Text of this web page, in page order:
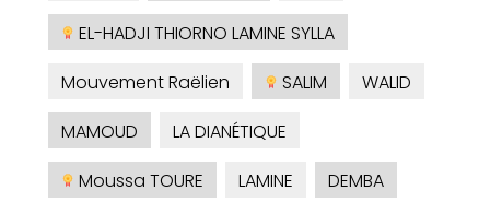
EL-HADJI THIORNO LAMINE SYLLA
Mouvement Raëlien
SALIM
WALID
MAMOUD
LA DIANÉTIQUE
Moussa TOURE
LAMINE
DEMBA